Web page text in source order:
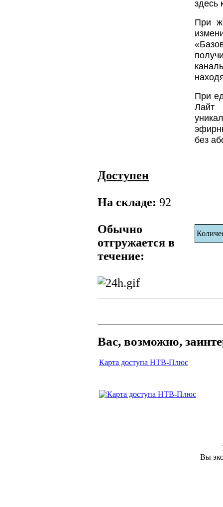
здесь
При
При
без
Доступен
На складе: 92
Обычно
отгружается в
течение:
Вас, возможно,
Карта доступа НТВ-Плюс
Вы